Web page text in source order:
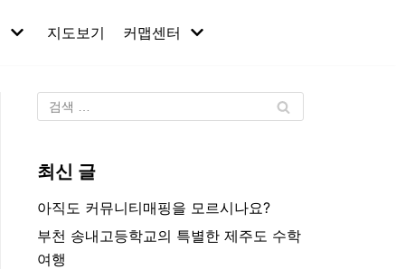
지도보기 커맵센터
최신 글
아직도 커뮤니티매핑을 모르시나요?
부천 송내고등학교의 특별한 제주도 수학
여행